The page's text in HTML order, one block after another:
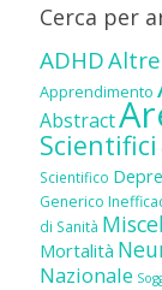
Cerca per
ADHD
Apprendimento
Abstract
Scientifici
Scientifico
Generico
di Sanità
Mortalità
Nazionale